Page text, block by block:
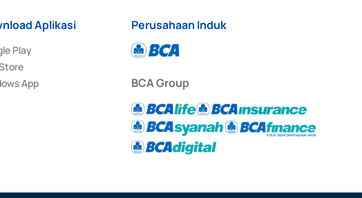
Aplikasi
Play
App
Perusahaan Induk
BCA Group